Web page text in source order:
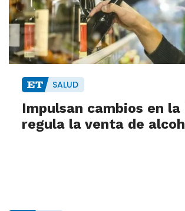
SALUD
Impulsan cambios en la
regula la venta de